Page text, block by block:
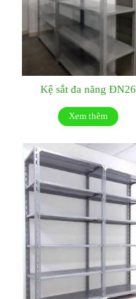
Kệ sắt đa năng ĐN26
Xem thêm